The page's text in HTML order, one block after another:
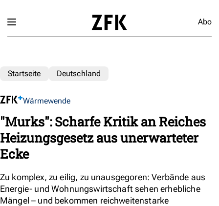
Abo
Startseite Deutschland
Wärmewende
"Murks": Scharfe Kritik an Reiches
Heizungsgesetz aus unerwarteter
Ecke
Zu komplex, zu eilig, zu unausgegoren: Verbände aus
Energie- und Wohnungswirtschaft sehen erhebliche
Mängel – und bekommen reichweitenstarke